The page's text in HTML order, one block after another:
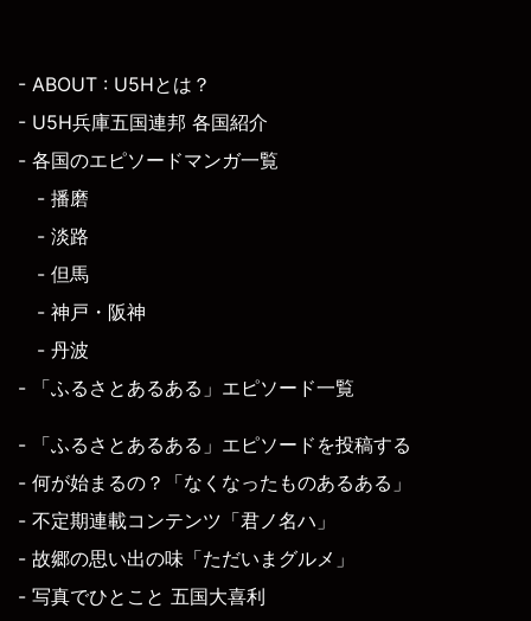
- ABOUT : U5Hとは？
- U5H兵庫五国連邦 各国紹介
- 各国のエピソードマンガ一覧
- 播磨
- 淡路
- 但馬
- 神戸・阪神
- 丹波
- 「ふるさとあるある」エピソード一覧
- 「ふるさとあるある」エピソードを投稿する
- 何が始まるの？「なくなったものあるある」
- 不定期連載コンテンツ「君ノ名ハ」
- 故郷の思い出の味「ただいまグルメ」
- 写真でひとこと 五国大喜利